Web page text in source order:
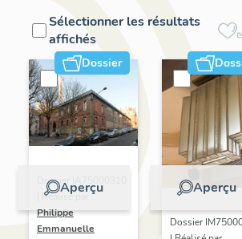
Sélectionner les résultats
affichés
Dossier
Aperçu
Dossier IA75000310
| Réalisé par
Philippe
Emmanuelle
Aperçu
Dossier